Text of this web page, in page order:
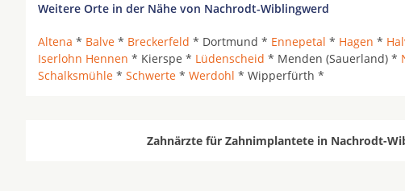
Weitere Orte in der Nähe von Nachrodt-Wiblingwerd
Altena * Balve * Breckerfeld * Dortmund * Ennepetal * Hagen *
Iserlohn Hennen * Kierspe * Lüdenscheid * Menden (Sauerland) *
Schalksmühle * Schwerte * Werdohl * Wipperfürth *
Zahnärzte für Zahnimplantete in Nachrodt-